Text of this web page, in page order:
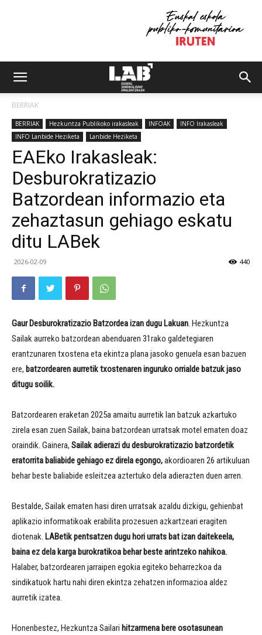
BERRIAK
BERRIAK Hezkuntza Publikoko irakasleak INFOAK
INFO Irakasleak
INFO Lanbide Heziketa
Lanbide Heziketa
EAEko Irakasleak:
Desburokratizazio
Batzordean informazio eta
zehaztasun gehiago eskatu
ditu LABek
2026-02-09 440
Gaur Desburokratizazio Batzordea izan dugu Lakuan. Hezkuntza
Sailak aurreko batzordean abenduaren 31rako galdetegiaren
erantzunaren txostena eta ekintza plana jasoko genuela esan bazuen
ere, batzordearen aurretik txostenaren inguruko orrialde batzuk jaso
ditugu soilik.
Batzordearen eraketan 2025a amaitu aurretik lan batzuk azkartuko
zirela esan zuen Sailak, baina batzordean urratsak motel ematen doaz
oraindik. Gainera, Sailak adierazi du desburokratizazio batzordetik
eratorrita baliabide gehiago ez direla egongo,akordioaren 26 artikuluan
behar beste baliabide esleitzea aztertuko dela adierazten duen arren.
Bestalde, Sailak ematen hasi diren urratsak azaldu dizkigu, gehienbat
aplikazio informatikoak erabilita prozesuen azkartzeari eragiten
diotenak. LABetik pentsatzen dugu hori urrats bat izan daitekeela,
baina ez dela karga burokratikoa behar beste arintzeko nahikoa.
Halaber, batzordearen jarraipen egokia egiteko beharrezkoa da
sindikatuok hartu nahi diren ekintza zehatzen informazioa aldez
aurretik izatea.
Honenbestez, Hezkuntza Sailari hitzarmena bere osotasunean